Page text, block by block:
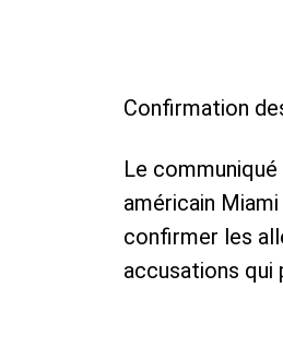
​Confirmation
​Le
américain
confirmer les
accusations qui